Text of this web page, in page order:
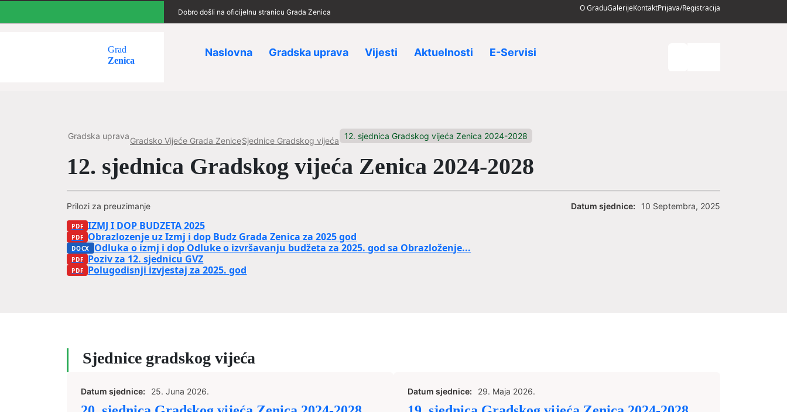
Dobro došli na oficijelnu stranicu Grada Zenica O GraduGalerijeKontaktPrijava/Registracija
Grad
Zenica
Naslovna Gradska uprava Vijesti Aktuelnosti E-Servisi
Gradska upravaGradsko Vijeće Grada ZeniceSjednice Gradskog vijeća 12. sjednica Gradskog vijeća Zenica 2024-2028
12. sjednica Gradskog vijeća Zenica 2024-2028
Prilozi za preuzimanje
IZMJ I DOP BUDZETA 2025
Obrazlozenje uz Izmj i dop Budz Grada Zenica za 2025 god
Odluka o izmj i dop Odluke o izvršavanju budžeta za 2025. god sa Obrazloženje...
Poziv za 12. sjednicu GVZ
Polugodisnji izvjestaj za 2025. god
Datum sjednice: 10 Septembra, 2025
Sjednice gradskog vijeća
Datum sjednice: 25. Juna 2026. Datum sjednice: 29. Maja 2026.